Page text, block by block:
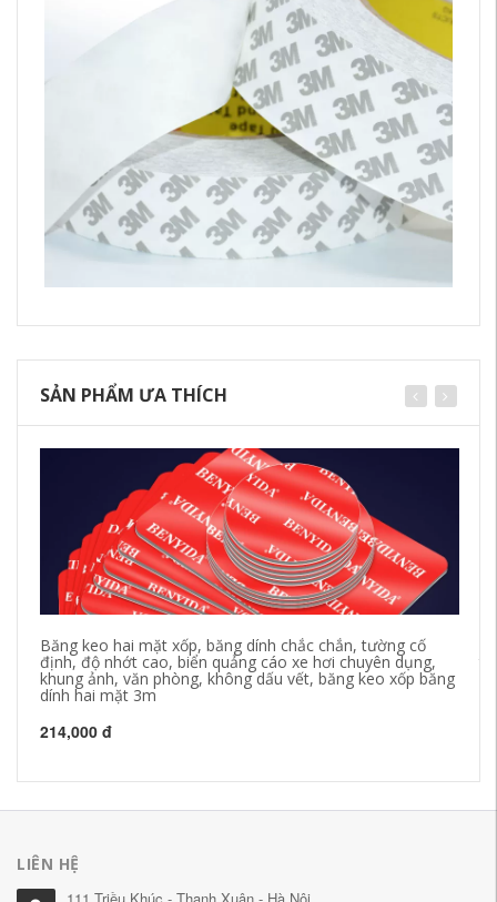
SẢN PHẨM ƯA THÍCH
Băng keo hai mặt xốp, băng dính chắc chắn, tường cố
định, độ nhớt cao, biển quảng cáo xe hơi chuyên dụng,
khung ảnh, văn phòng, không dấu vết, băng keo xốp băng
dính hai mặt 3m
214,000 đ
LIÊN HỆ